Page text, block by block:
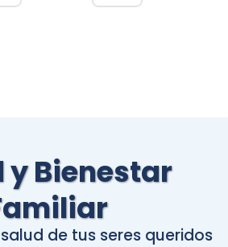
y Bienestar
de tus seres queridos